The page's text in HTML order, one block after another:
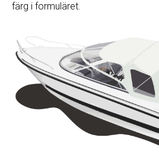
färg i formuläret.